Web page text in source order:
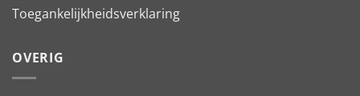
Toegankelijkheidsverklaring
OVERIG